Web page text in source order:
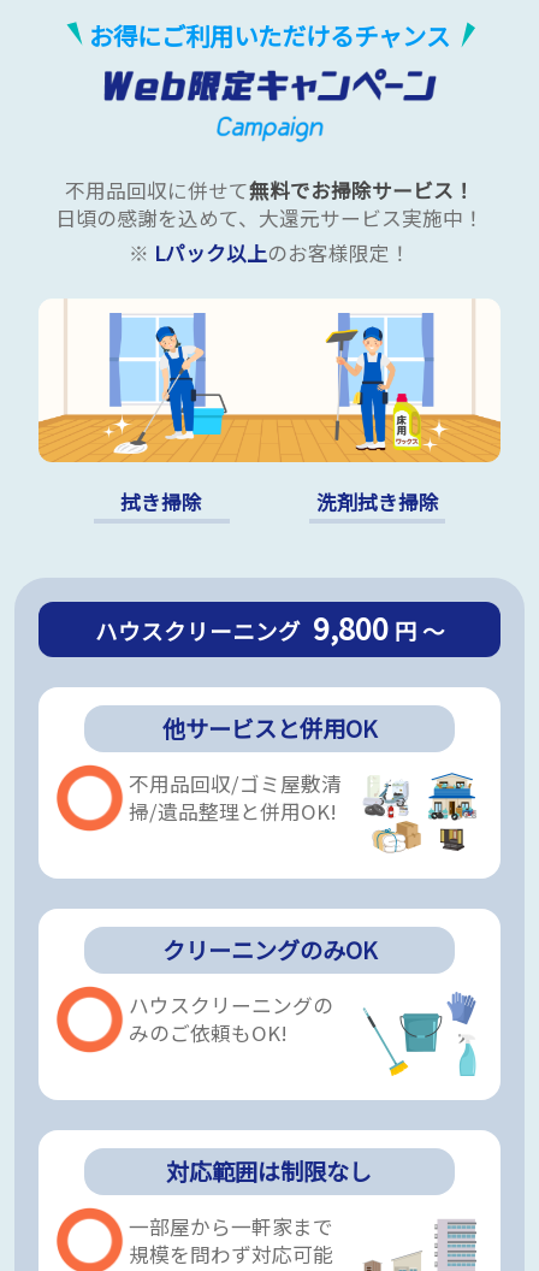
お得にご利用いただけるチャンス
不用品回収に併せて無料でお掃除サービス！
日頃の感謝を込めて、大還元サービス実施中！
※ Lパック以上のお客様限定！
拭き掃除 洗剤拭き掃除
ハウスクリーニング 9,800 円 ～
他サービスと併用OK
不用品回収/ゴミ屋敷清
掃/遺品整理と併用OK!
クリーニングのみOK
ハウスクリーニングの
みのご依頼もOK!
対応範囲は制限なし
一部屋から一軒家まで
規模を問わず対応可能